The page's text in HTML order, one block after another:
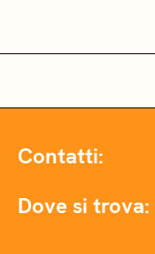
Contatti:
Dove si trova: